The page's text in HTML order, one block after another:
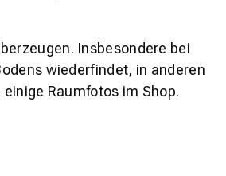
Insbesondere bei
wiederfindet, in anderen
Raumfotos im Shop.